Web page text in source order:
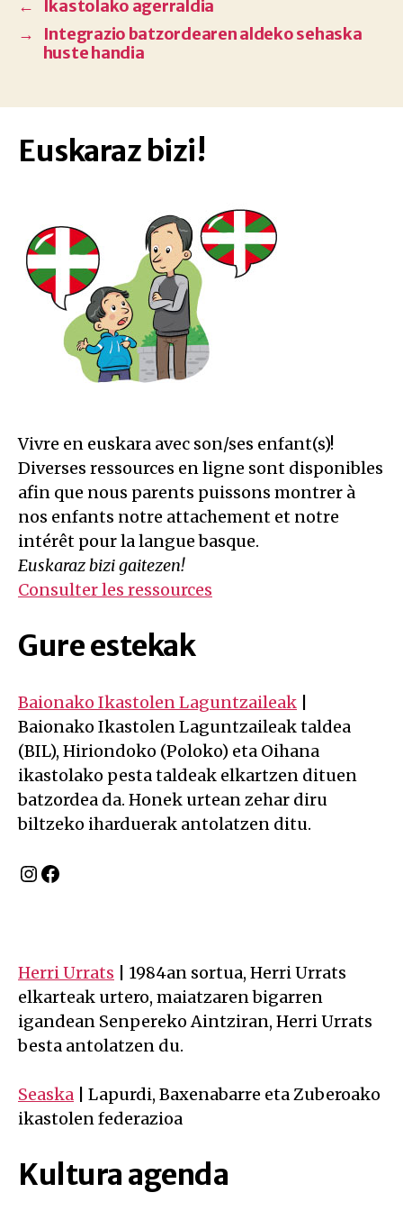
←
Ikastolako agerraldia
→
Integrazio batzordearen aldeko sehaska
huste handia
Euskaraz bizi!
Vivre en euskara avec son/ses enfant(s)!
Diverses ressources en ligne sont disponibles
afin que nous parents puissons montrer à
nos enfants notre attachement et notre
intérêt pour la langue basque.
Euskaraz bizi gaitezen!
Consulter les ressources
Gure estekak
Baionako Ikastolen Laguntzaileak
Baionako Ikastolen Laguntzaileak taldea
(BIL), Hiriondoko (Poloko) eta Oihana
ikastolako pesta taldeak elkartzen dituen
batzordea da. Honek urtean zehar diru
biltzeko iharduerak antolatzen ditu.
Instagram
Facebook
Herri Urrats | 1984an sortua, Herri Urrats
elkarteak urtero, maiatzaren bigarren
igandean Senpereko Aintziran, Herri Urrats
besta antolatzen du.
Seaska | Lapurdi, Baxenabarre eta Zuberoako
ikastolen federazioa
Kultura agenda